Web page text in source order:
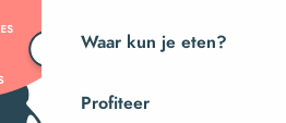
Waar kun je eten?
Profiteer